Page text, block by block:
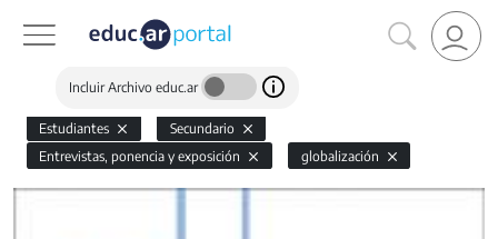
Incluir Archivo educ.ar
Estudiantes
Secundario
Entrevistas, ponencia y exposición
globalización